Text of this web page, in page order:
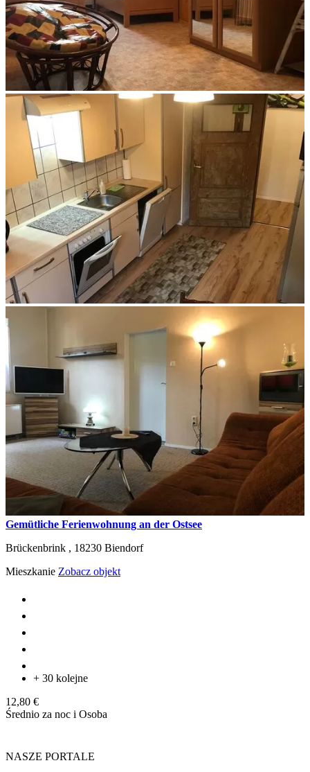
Gemütliche Ferienwohnung an der Ostsee
Brückenbrink , 18230 Biendorf
Mieszkanie Zobacz objekt
+ 30 kolejne
12,80 €
Średnio za noc i Osoba
NASZE PORTALE